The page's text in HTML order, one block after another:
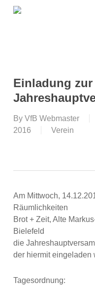
Skip
Einladung zur
By VfB Webmaster
2016
Verein
Am Mittwoch,
Räumlichkeiten
Brot + Zeit, Alte
Bielefeld
die
der hiermit eingeladen
Tagesordnung: